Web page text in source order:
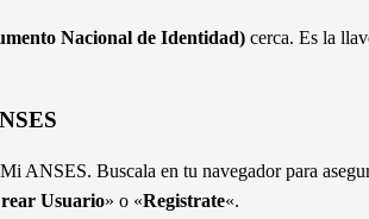
Nacional de Identidad) cerca. Es la
ANSES. Buscala en tu navegador para
Usuario» o «Registrate«.